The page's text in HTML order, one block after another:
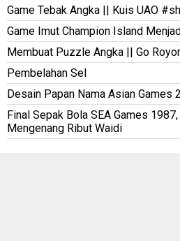
Game Tebak Angka || Kuis UAO
Game Imut Champion Island
Membuat Puzzle Angka || Go
Pembelahan Sel
Desain Papan Nama Asian Games
Final Sepak Bola SEA Games
Mengenang Ribut Waidi